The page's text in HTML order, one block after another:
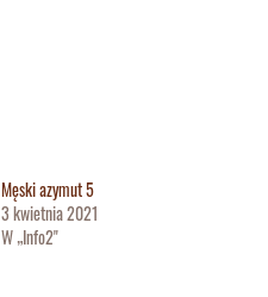
Męski azymut 5
3 kwietnia 2021
W „Info2"